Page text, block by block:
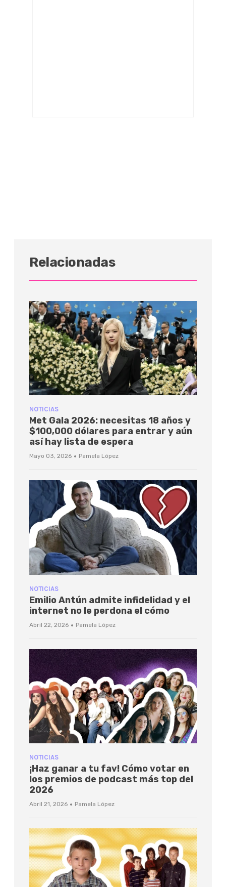
Relacionadas
NOTICIAS
Met Gala 2026: necesitas 18 años y
$100,000 dólares para entrar y aún
así hay lista de espera
Mayo 03, 2026 · Pamela López
NOTICIAS
Emilio Antún admite infidelidad y el
internet no le perdona el cómo
Abril 22, 2026 · Pamela López
NOTICIAS
¡Haz ganar a tu fav! Cómo votar en
los premios de podcast más top del
2026
Abril 21, 2026 · Pamela López